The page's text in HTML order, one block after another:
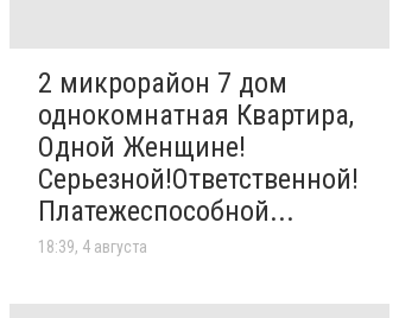
2 микрорайон 7 дом
однокомнатная Квартира,
Одной Женщине!
Серьезной!Ответственной!
Платежеспособной...
18:39, 4 августа